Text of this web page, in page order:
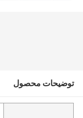
توضیحات محصول